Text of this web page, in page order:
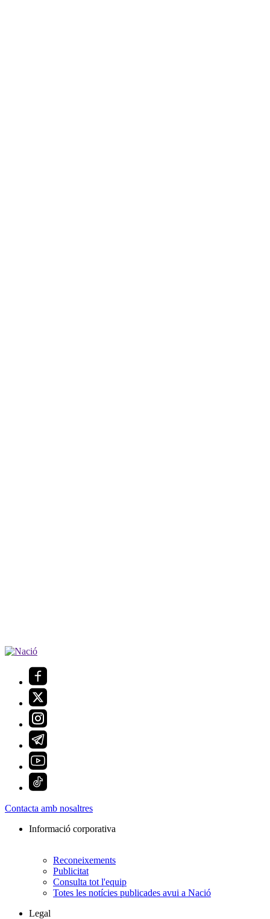
Contacta amb nosaltres
Informació corporativa
Reconeixements
Publicitat
Consulta tot l'equip
Totes les notícies publicades avui a Nació
Legal